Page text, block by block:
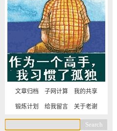
文章归档 子网计算 我的共享
锻炼计划 给我留言 关于老谢